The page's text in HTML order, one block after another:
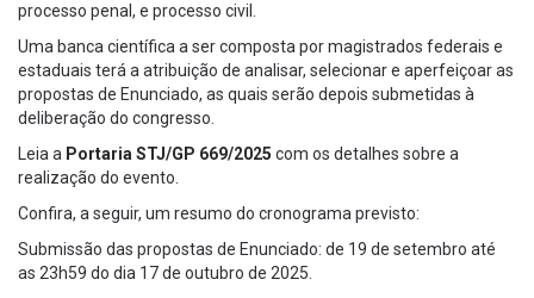
processo penal, e processo civil.
Uma banca científica a ser composta por magistrados federais e
estaduais terá a atribuição de analisar, selecionar e aperfeiçoar as
propostas de Enunciado, as quais serão depois submetidas à
deliberação do congresso.
Leia a Portaria STJ/GP 669/2025 com os detalhes sobre a
realização do evento.
Confira, a seguir, um resumo do cronograma previsto:
Submissão das propostas de Enunciado: de 19 de setembro até
as 23h59 do dia 17 de outubro de 2025.